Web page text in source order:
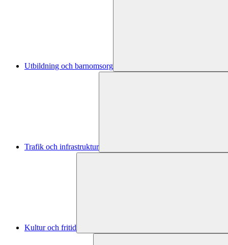
Utbildning och barnomsorg
Trafik och infrastruktur
Kultur och fritid